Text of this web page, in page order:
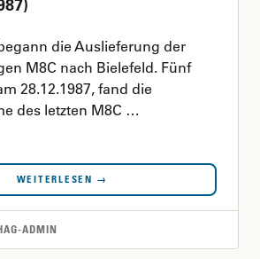
die Auslieferung der
M8C nach Bielefeld. Fünf
28.12.1987, fand die
des letzten M8C …
WEITERLESEN →
ADMIN